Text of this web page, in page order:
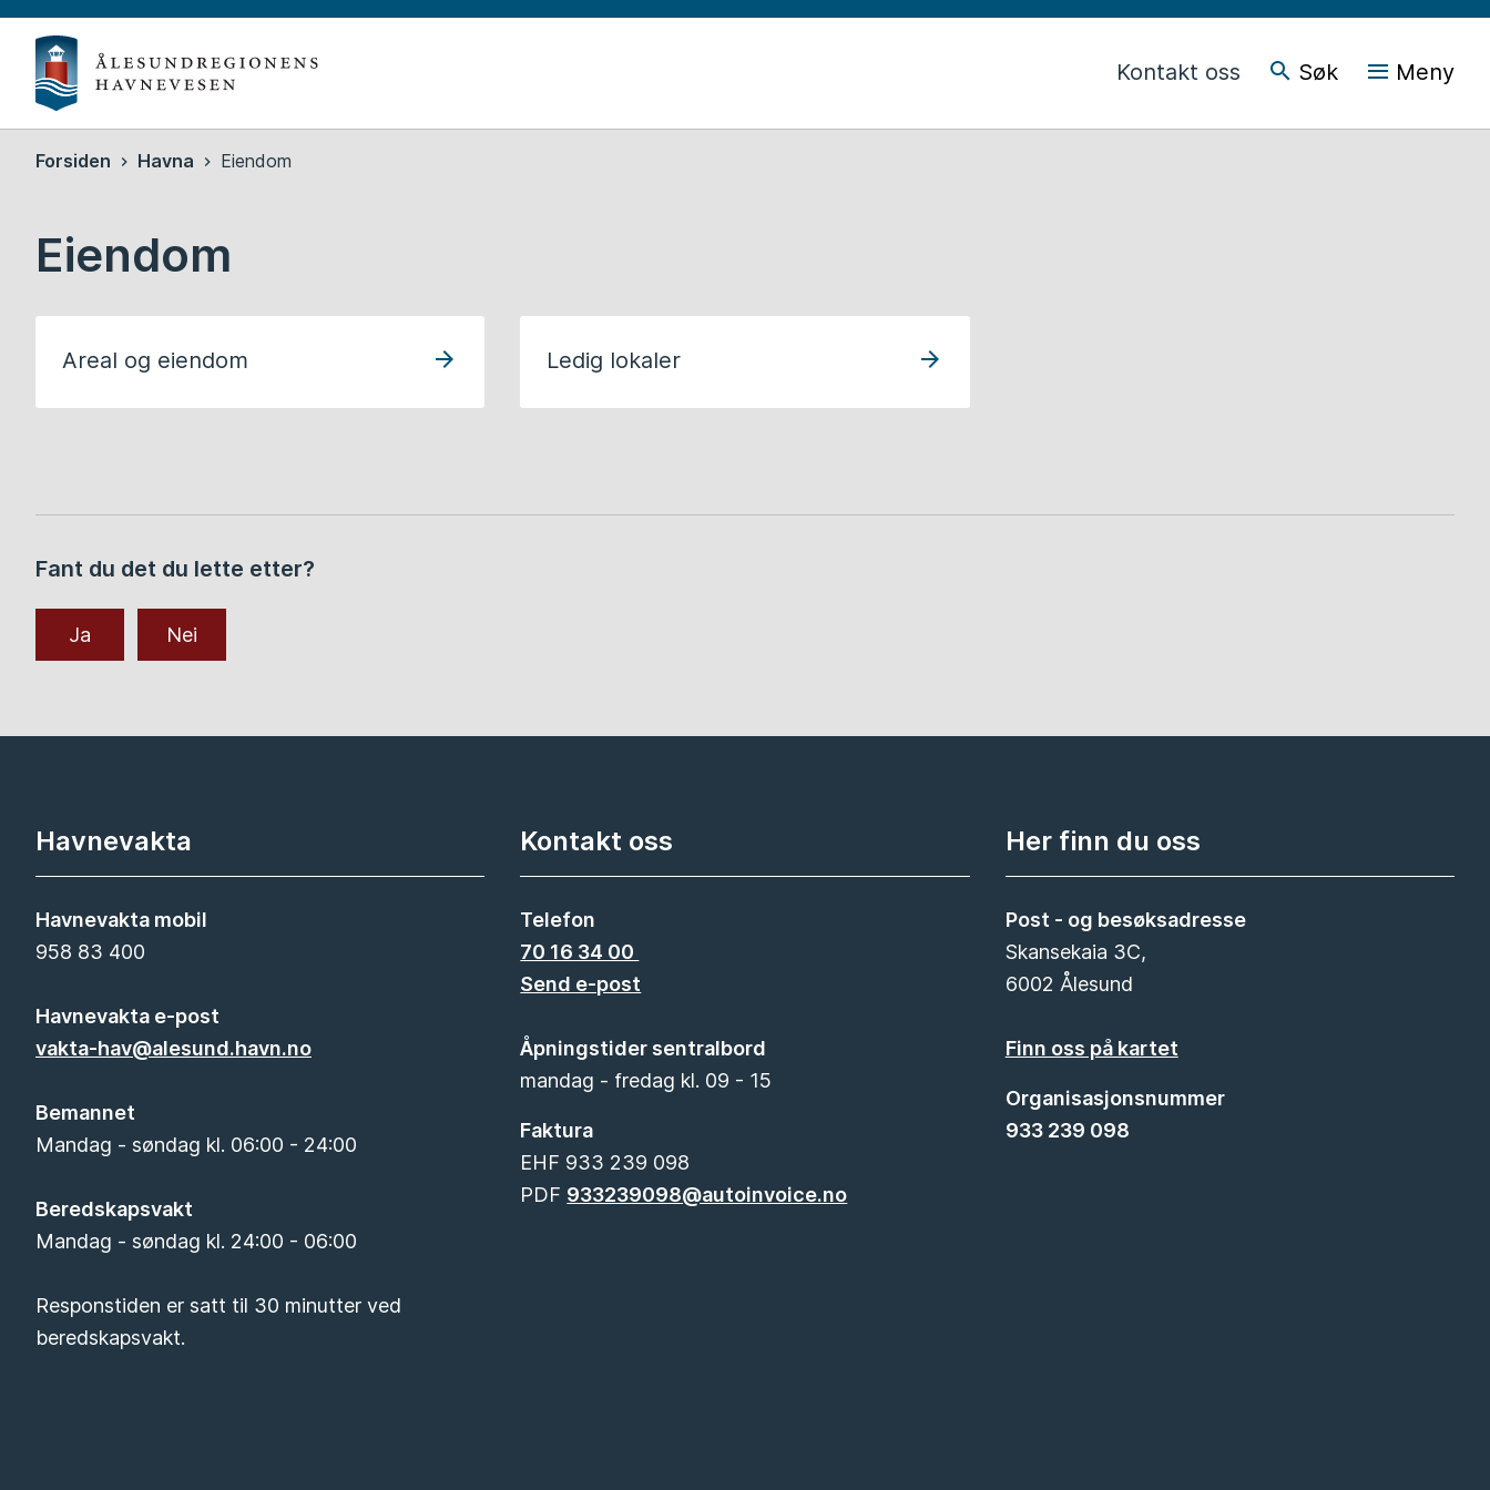
Ålesund
Kontakt oss Søk Meny
Du
Forsiden Havna Eiendom
Eiendom
Areal og eiendom Ledig lokaler
Fant du det du lette etter?
Ja Nei
Havnevakta
Havnevakta mobil
958 83 400
Havnevakta e-post
vakta-hav@alesund.havn.no
Bemannet
Mandag - søndag kl. 06:00 - 24:00
Beredskapsvakt
Mandag - søndag kl. 24:00 - 06:00
Responstiden er satt til 30 minutter ved
beredskapsvakt.
Kontakt oss
Telefon
70 16 34 00
Send e-post
Åpningstider sentralbord
mandag - fredag kl. 09 - 15
Faktura
EHF 933 239 098
PDF 933239098@autoinvoice.no
Her finn du oss
Post - og besøksadresse
Skansekaia 3C,
6002 Ålesund
Finn oss på kartet
Organisasjonsnummer
933 239 098